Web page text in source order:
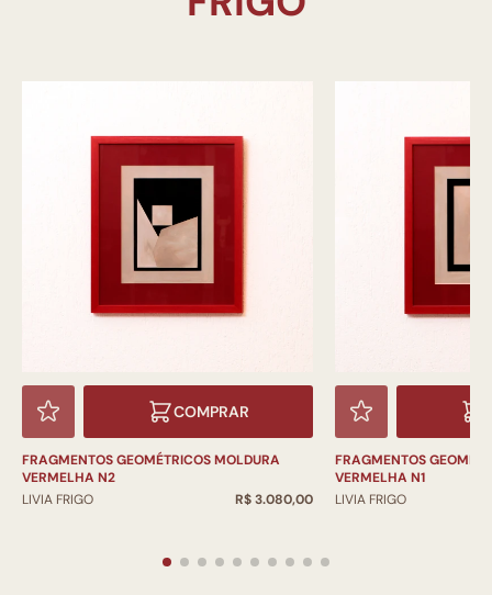
COMPRAR
FRAGMENTOS GEOMÉTRICOS MOLDURA
VERMELHA N2
LIVIA FRIGO
R$ 3.080,00
FRAGMENTOS
VERMELHA N1
LIVIA FRIGO